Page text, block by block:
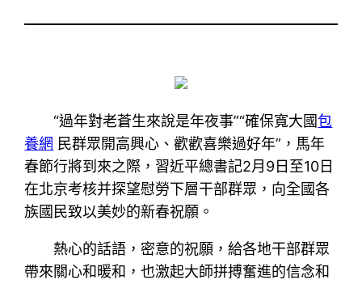
“過年對老蒼生來說是年夜事”“確保寬大國包
養網 民群眾開高興心、歡歡喜樂過好年”，馬年
春節行將到來之際，習近平總書記2月9日至10日
在北京考核并探望慰勞下層干部群眾，向全國各
族國民致以美妙的新春祝願。
熱心的話語，密意的祝願，給各地干部群眾
帶來關心和暖和，也激起大師拼搏奮進的信念和